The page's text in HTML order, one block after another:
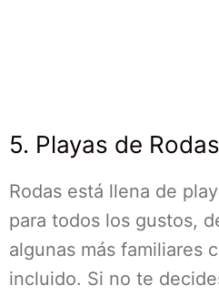
5. Playas de Rodas
Rodas está llena de
para todos los gustos,
algunas más familiares
incluido. Si no te